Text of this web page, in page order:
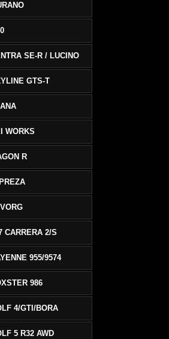
SE-R / LUCINO
GTS-T
WORKS
R
CARRERA 2/S
955/9574
986
4/GTI/BORA
5 R32 AWD